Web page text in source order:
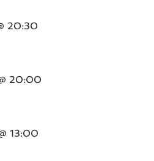
20:30
20:00
13:00